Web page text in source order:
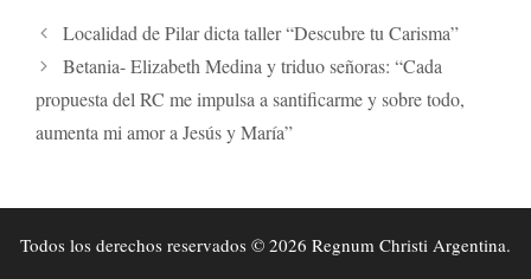
Localidad de Pilar dicta taller “Descubre tu Carisma”
Betania- Elizabeth Medina y triduo señoras: “Cada
propuesta del RC me impulsa a santificarme y sobre todo,
aumenta mi amor a Jesús y María”
Todos los derechos reservados © 2026 Regnum Christi Argentina.